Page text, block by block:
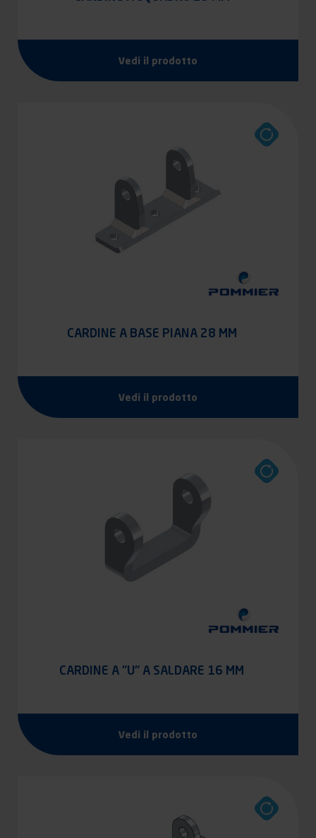
Vedi il prodotto
CARDINE A BASE PIANA 28 MM
Vedi il prodotto
CARDINE A "U" A SALDARE 16 MM
Vedi il prodotto